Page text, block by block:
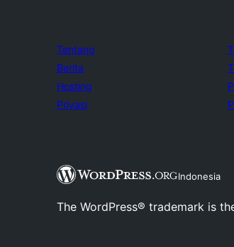
Tentang
Berita
Hosting
Privasi
Indonesia
The WordPress® trademark is